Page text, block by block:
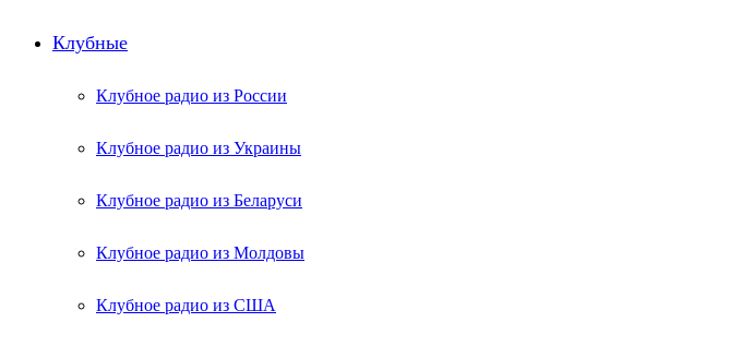
Клубные
Клубное радио из России
Клубное радио из Украины
Клубное радио из Беларуси
Клубное радио из Молдовы
Клубное радио из США